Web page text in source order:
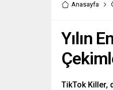
Anasayfa
Yılın
TikTok Killer,